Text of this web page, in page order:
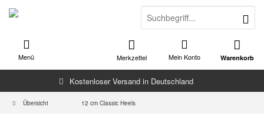
Kostenloser Versand in Deutschland
Warenkorb
Merkzettel Mein Konto
Menü
Übersicht 12 cm Classic Heels